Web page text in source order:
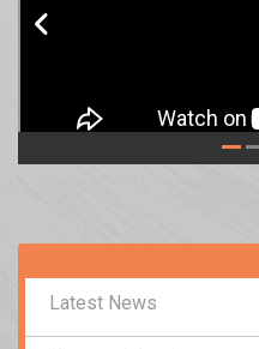
Latest News